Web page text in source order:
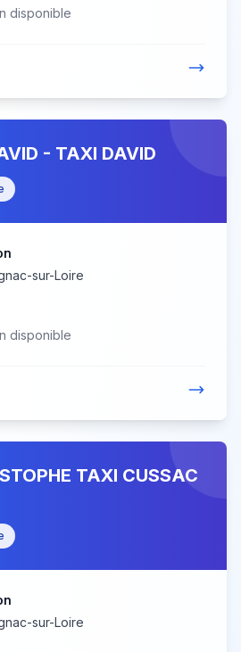
disponible
- TAXI DAVID
sur-Loire
disponible
TAXI CUSSAC
sur-Loire